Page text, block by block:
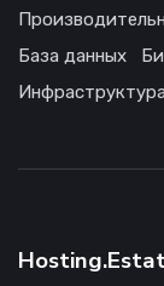
База данных
Инфраструктура